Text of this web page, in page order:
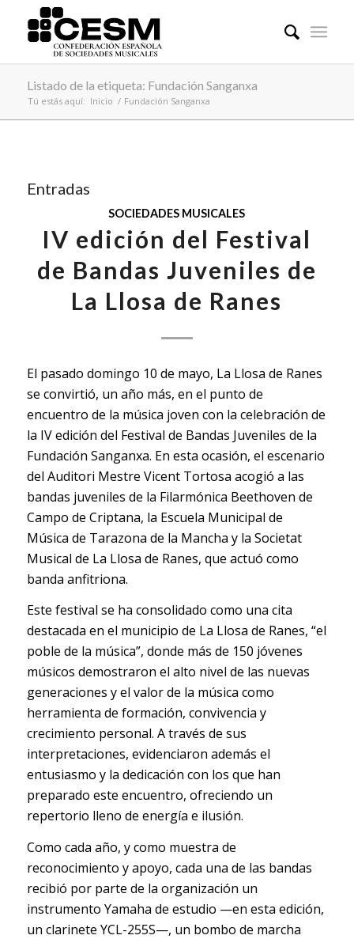
Listado de la etiqueta: Fundación Sanganxa
Tú estás aquí: Inicio / Fundación Sanganxa
Entradas
SOCIEDADES MUSICALES
IV edición del Festival
de Bandas Juveniles de
La Llosa de Ranes
El pasado domingo 10 de mayo, La Llosa de Ranes
se convirtió, un año más, en el punto de
encuentro de la música joven con la celebración de
la IV edición del Festival de Bandas Juveniles de la
Fundación Sanganxa. En esta ocasión, el escenario
del Auditori Mestre Vicent Tortosa acogió a las
bandas juveniles de la Filarmónica Beethoven de
Campo de Criptana, la Escuela Municipal de
Música de Tarazona de la Mancha y la Societat
Musical de La Llosa de Ranes, que actuó como
banda anfitriona.
Este festival se ha consolidado como una cita
destacada en el municipio de La Llosa de Ranes, “el
poble de la música”, donde más de 150 jóvenes
músicos demostraron el alto nivel de las nuevas
generaciones y el valor de la música como
herramienta de formación, convivencia y
crecimiento personal. A través de sus
interpretaciones, evidenciaron además el
entusiasmo y la dedicación con los que han
preparado este encuentro, ofreciendo un
repertorio lleno de energía e ilusión.
Como cada año, y como muestra de
reconocimiento y apoyo, cada una de las bandas
recibió por parte de la organización un
instrumento Yamaha de estudio —en esta edición,
un clarinete YCL-255S—, un bombo de marcha